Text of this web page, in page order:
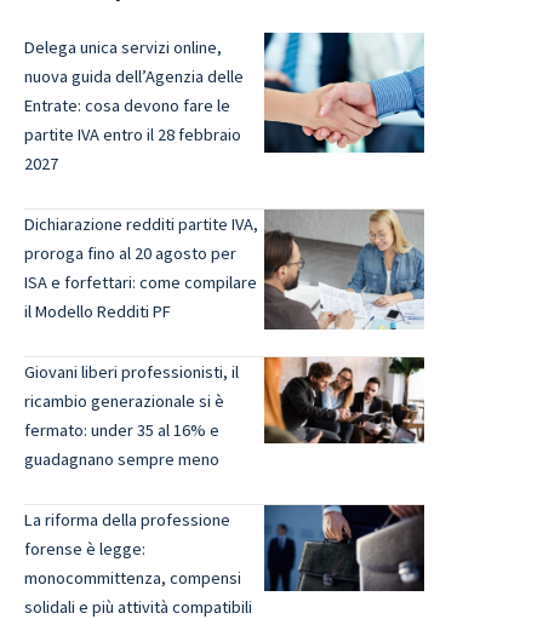
Delega unica servizi online,
nuova guida dell’Agenzia delle
Entrate: cosa devono fare le
partite IVA entro il 28 febbraio
2027
Dichiarazione redditi partite IVA,
proroga fino al 20 agosto per
ISA e forfettari: come compilare
il Modello Redditi PF
Giovani liberi professionisti, il
ricambio generazionale si è
fermato: under 35 al 16% e
guadagnano sempre meno
La riforma della professione
forense è legge:
monocommittenza, compensi
solidali e più attività compatibili